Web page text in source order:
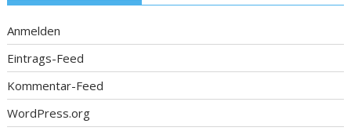
Anmelden
Eintrags-Feed
Kommentar-Feed
WordPress.org